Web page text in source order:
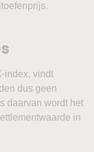
index, vindt
dus geen
daarvan wordt het
in